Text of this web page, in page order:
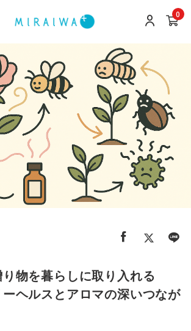
0
物を暮らしに取り入れる
ーヘルスとアロマの深いつなが